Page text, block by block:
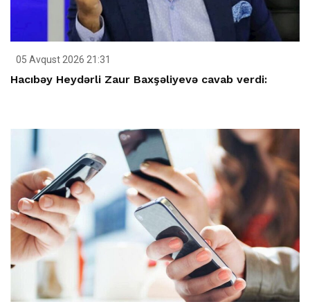
05 Avqust 2026 21:31
Hacıbəy Heydərli Zaur Baxşəliyevə cavab verdi: